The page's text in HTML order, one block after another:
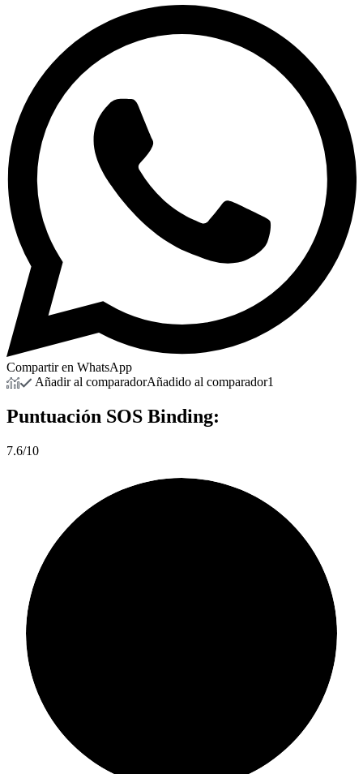
Compartir en WhatsApp
Añadir al comparadorAñadido al comparador1
Puntuación SOS Binding:
7.6/10